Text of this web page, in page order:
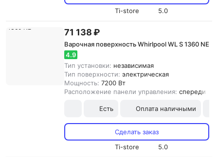
Ti-store
5.0
71 138 ₽
Варочная поверхность Whirlpool WL S 1360 NE
4.9
Тип установки: независимая
Тип поверхности: электрическая
Мощность: 7200 Вт
Расположение панели управления: спереди
Есть Оплата наличными
Сделать заказ
Ti-store
5.0